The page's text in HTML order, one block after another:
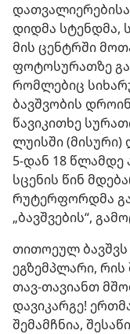
დიდმა სტენდმა,
მის ცენტრში
ფოტოსურათზე
რომლებიც
ბავშვობის
წავიკითხე
ლუისში (მისური)
5-დან 18 წლამდე
სცენის წინ
რუტერფორდმა
„ბავშვების“,
თითოეულ ბავშვს
ეგზემპლარი, რის
თავ-თავიანთ
დავიკარგე!
შემამჩნია,